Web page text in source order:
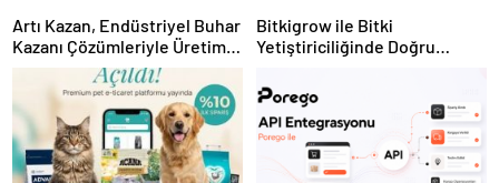
Artı Kazan, Endüstriyel Buhar
Kazanı Çözümleriyle Üretim
Tesislerine Verimli Sistemler
Sunuyor
Bitkigrow ile Bitki
Yetiştiriciliğinde Doğru